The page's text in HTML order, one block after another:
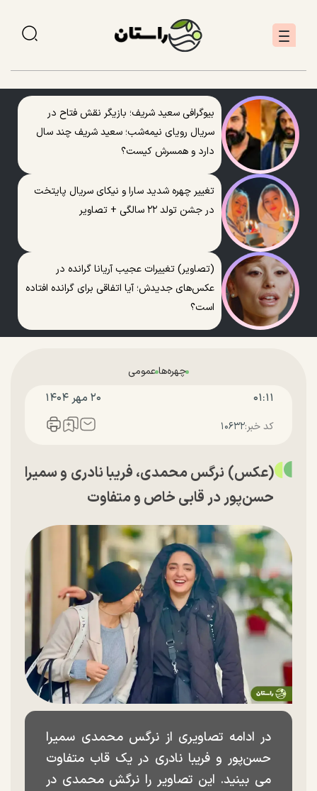
بیوگرافی سعید شریف؛ بازیگر نقش فتاح در
سریال رویای نیمه‌شب؛ سعید شریف چند سال
دارد و همسرش کیست؟
تغییر چهره شدید سارا و نیکای سریال پایتخت
در جشن تولد ۲۲ سالگی + تصاویر
(تصاویر) تغییرات عجیب آریانا گرانده در
عکس‌های جدیدش؛ آیا اتفاقی برای گرانده افتاده
است؟
چهره‌هاعمومی
۰۱:۱۱ ۲۰ مهر ۱۴۰۴
کد خبر:۱۰۶۳۲
(عکس) نرگس محمدی، فریبا نادری و سمیرا
حسن‌پور در قابی خاص و متفاوت
در ادامه تصاویری از نرگس محمدی سمیرا
حسن‌پور و فریبا نادری در یک قاب متفاوت
می بینید. این تصاویر را نرگش محمدی در